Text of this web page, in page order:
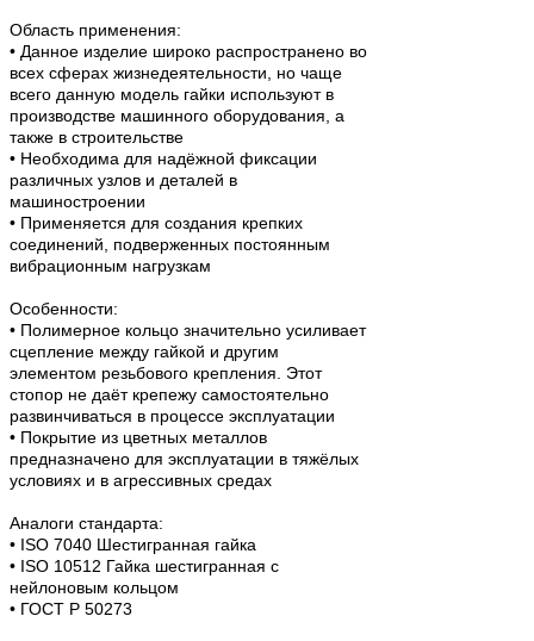
Область применения:
• Данное изделие широко распространено во
всех сферах жизнедеятельности, но чаще
всего данную модель гайки используют в
производстве машинного оборудования, а
также в строительстве
• Необходима для надёжной фиксации
различных узлов и деталей в
машиностроении
• Применяется для создания крепких
соединений, подверженных постоянным
вибрационным нагрузкам
Особенности:
• Полимерное кольцо значительно усиливает
сцепление между гайкой и другим
элементом резьбового крепления. Этот
стопор не даёт крепежу самостоятельно
развинчиваться в процессе эксплуатации
• Покрытие из цветных металлов
предназначено для эксплуатации в тяжёлых
условиях и в агрессивных средах
Аналоги стандарта:
• ISO 7040 Шестигранная гайка
• ISO 10512 Гайка шестигранная с
нейлоновым кольцом
• ГОСТ Р 50273